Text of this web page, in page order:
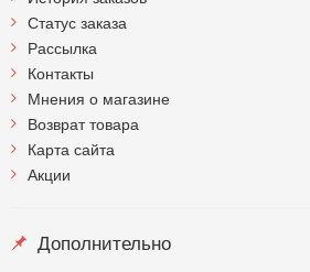
Статус заказа
Рассылка
Контакты
Мнения о магазине
Возврат товара
Карта сайта
Акции
Дополнительно